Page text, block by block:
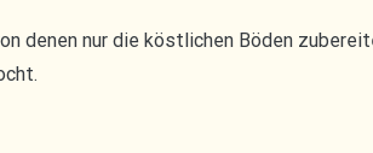
denen nur die köstlichen Böden